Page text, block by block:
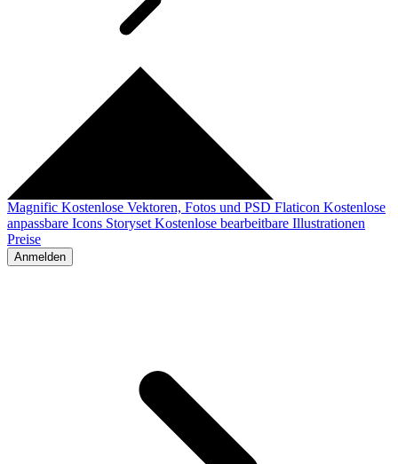
Magnific Kostenlose Vektoren, Fotos und PSD Flaticon Kostenlose
anpassbare Icons Storyset Kostenlose bearbeitbare Illustrationen
Preise
Anmelden